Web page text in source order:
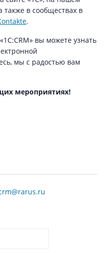
в сообществах в
.
вы можете узнать
мы с радостью вам
мероприятиях!